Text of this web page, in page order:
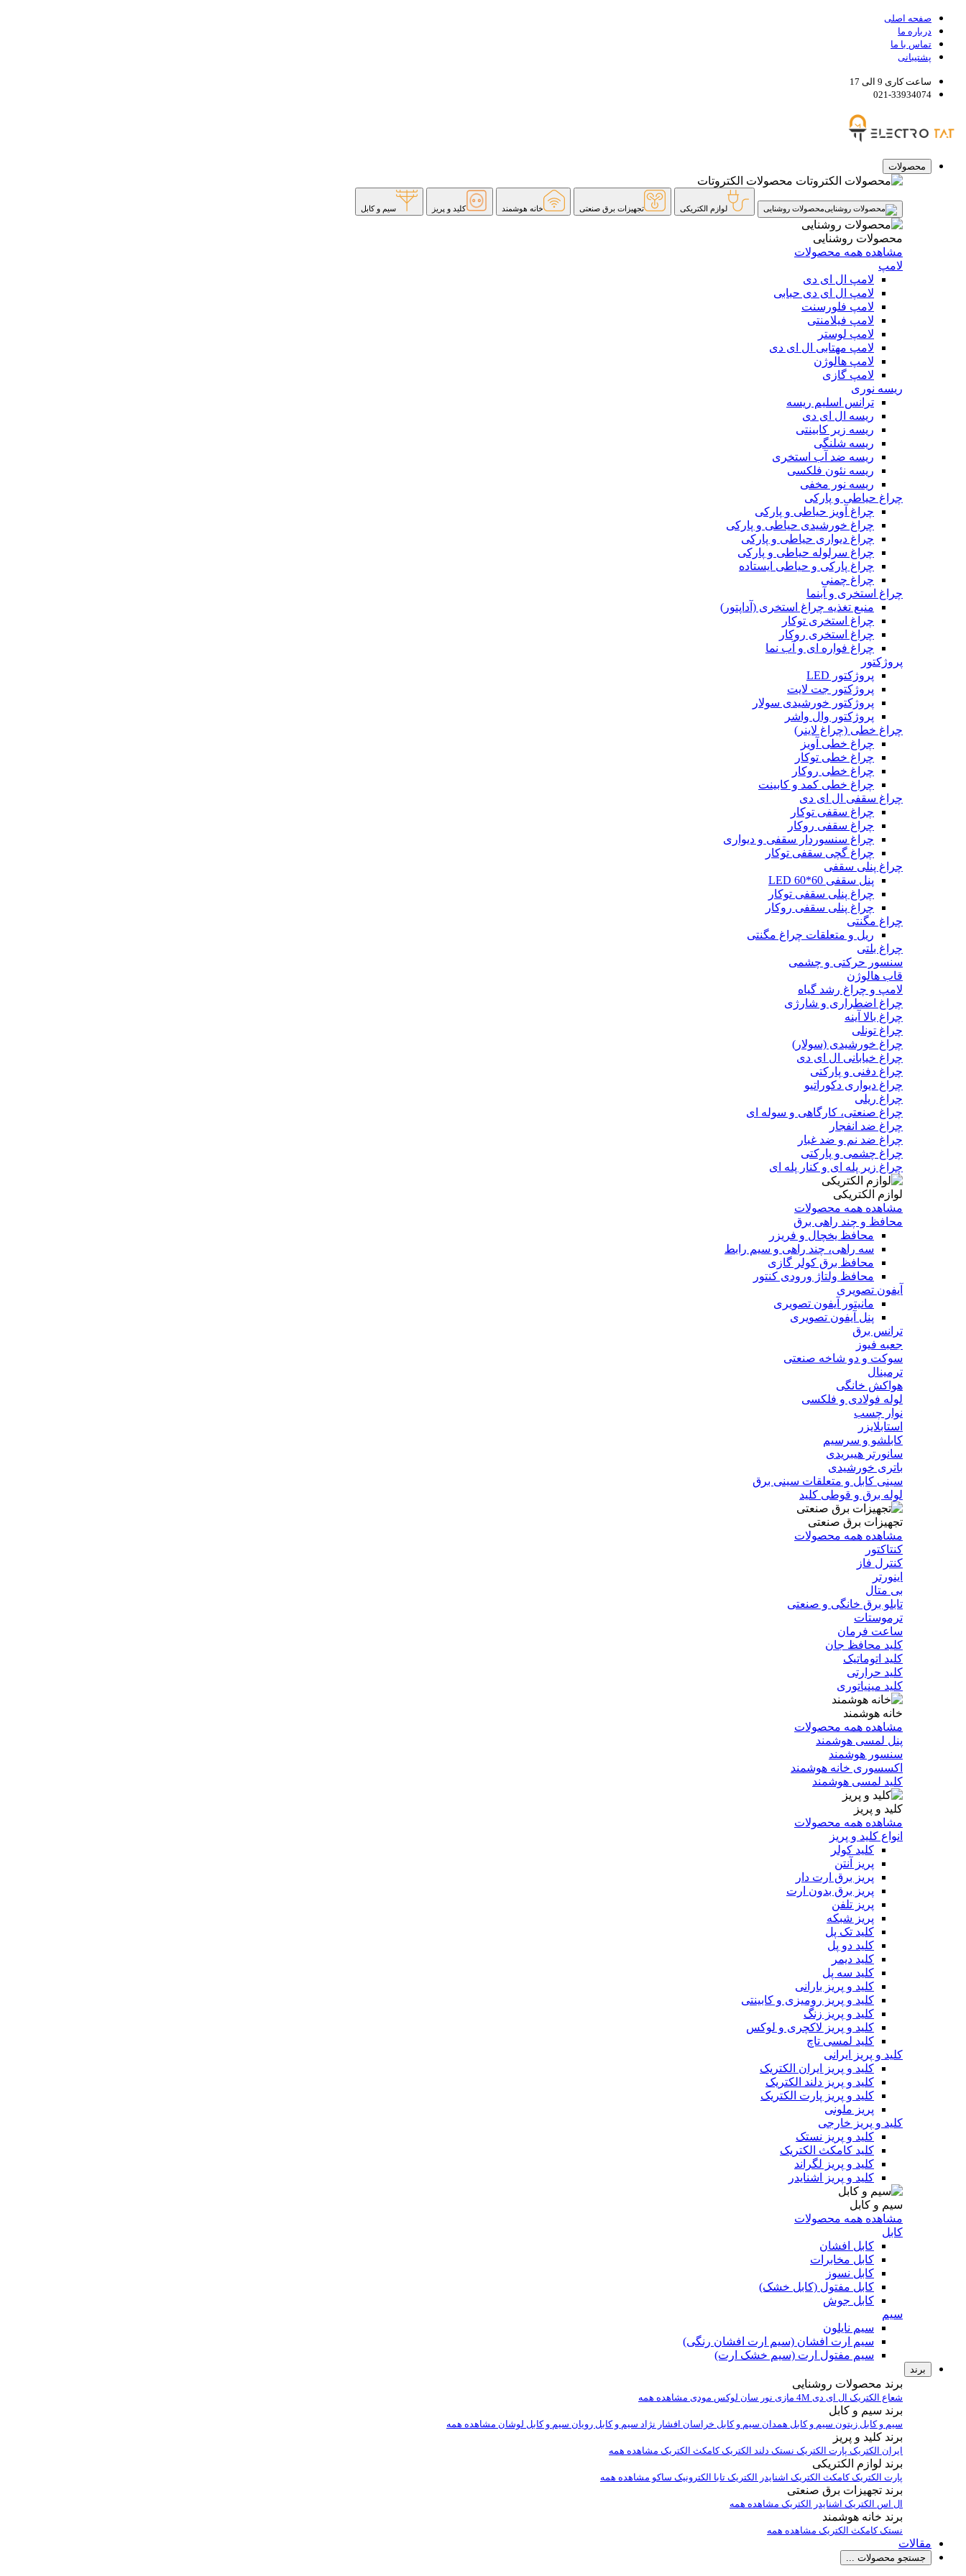
صفحه اصلی
درباره ما
تماس با ما
پشتیبانی
ساعت کاری 9 الی 17
021-33934074
محصولات
محصولات الکتروتات
محصولات روشنایی لوازم الکتریکی تجهیزات برق صنعتی خانه هوشمند کلید و پریز سیم و کابل
محصولات روشنایی
مشاهده همه محصولات
لامپ
لامپ ال ای دی
لامپ ال ای دی حبابی
لامپ فلورسنت
لامپ فیلامنتی
لامپ لوستر
لامپ مهتابی ال ای دی
لامپ هالوژن
لامپ گازی
ریسه نوری
ترانس اسلیم ریسه
ریسه ال ای دی
ریسه زیر کابینتی
ریسه شلنگی
ریسه ضد آب استخری
ریسه نئون فلکسی
ریسه نور مخفی
چراغ حیاطی و پارکی
چراغ آویز حیاطی و پارکی
چراغ خورشیدی حیاطی و پارکی
چراغ دیواری حیاطی و پارکی
چراغ سرلوله حیاطی و پارکی
چراغ پارکی و حیاطی ایستاده
چراغ چمنی
چراغ استخری و آبنما
منبع تغذیه چراغ استخری (آداپتور)
چراغ استخری توکار
چراغ استخری روکار
چراغ فواره ای و آب نما
پروژکتور
پروژکتور LED
پروژکتور جت لایت
پروژکتور خورشیدی سولار
پروژکتور وال واشر
چراغ خطی (چراغ لاینر)
چراغ خطی آویز
چراغ خطی توکار
چراغ خطی روکار
چراغ خطی کمد و کابینت
چراغ سقفی ال ای دی
چراغ سقفی توکار
چراغ سقفی روکار
چراغ سنسوردار سقفی و دیواری
چراغ گچی سقفی توکار
چراغ پنلی سقفی
پنل سقفی 60*60 LED
چراغ پنلی سقفی توکار
چراغ پنلی سقفی روکار
چراغ مگنتی
ریل و متعلقات چراغ مگنتی
چراغ بلتی
سنسور حرکتی و چشمی
قاب هالوژن
لامپ و چراغ رشد گیاه
چراغ اضطراری و شارژی
چراغ بالا آینه
چراغ تونلی
چراغ خورشیدی (سولار)
چراغ خیابانی ال ای دی
چراغ دفنی و پارکتی
چراغ دیواری دکوراتیو
چراغ ریلی
چراغ صنعتی، کارگاهی و سوله ای
چراغ ضد انفجار
چراغ ضد نم و ضد غبار
چراغ چشمی و پارکتی
چراغ‌ زیر‌ پله‌ ای و کنار‌ پله‌ ای
لوازم الکتریکی
مشاهده همه محصولات
محافظ و چند راهی برق
محافظ یخچال و فریزر
سه راهی، چند راهی و سیم رابط
محافظ برق کولر گازی
محافظ ولتاژ ورودی کنتور
آیفون تصویری
مانیتور آیفون تصویری
پنل آیفون تصویری
ترانس برق
جعبه فیوز
سوکت و دو شاخه صنعتی
ترمینال
هواکش خانگی
لوله فولادی و فلکسی
نوار چسب
استابلایزر
کابلشو و سرسیم
سانورتر هیبریدی
باتری خورشیدی
سینی کابل و متعلقات سینی برق
لوله برق و قوطی کلید
تجهیزات برق صنعتی
مشاهده همه محصولات
کنتاکتور
کنترل فاز
اینورتر
بی متال
تابلو برق خانگی و صنعتی
ترموستات
ساعت فرمان
کلید محافظ جان
کلید اتوماتیک
کلید حرارتی
کلید مینیاتوری
خانه هوشمند
مشاهده همه محصولات
پنل لمسی هوشمند
سنسور هوشمند
اکسسوری خانه هوشمند
کلید لمسی هوشمند
کلید و پریز
مشاهده همه محصولات
انواع کلید و پریز
کلید کولر
پریز آنتن
پریز برق ارت دار
پریز برق بدون ارت
پریز تلفن
پریز شبکه
کلید تک پل
کلید دو پل
کلید دیمر
کلید سه پل
کلید و پریز بارانی
کلید و پریز رومیزی و کابینتی
کلید و پریز زنگ
کلید و پریز لاکچری و لوکس
کلید لمسی تاچ
کلید و پریز ایرانی
کلید و پریز ایران الکتریک
کلید و پریز دلند الکتریک
کلید و پریز پارت الکتریک
پریز ملونی
کلید و پریز خارجی
کلید و پریز نستک
کلید کامکث الکتریک
کلید و پریز لگراند
کلید و پریز اشنایدر
سیم و کابل
مشاهده همه محصولات
کابل
کابل افشان
کابل مخابرات
کابل نسوز
کابل مفتول (کابل خشک)
کابل جوش
سیم
سیم نایلون
سیم ارت افشان (سیم ارت افشان رنگی)
سیم مفتول ارت (سیم خشک ارت)
برند
برند محصولات روشنایی
شعاع الکتریک ال ای دی 4M مازی نور سان لوکس مودی مشاهده همه
برند سیم و کابل
سیم و کابل زیتون سیم و کابل همدان سیم و کابل خراسان افشار نژاد سیم و کابل رویان سیم و کابل لوشان مشاهده همه
برند کلید و پریز
ایران الکتریک پارت الکتریک نستک دلند الکتریککامکث الکتریک مشاهده همه
برند لوازم الکتریکی
پارت الکتریککامکث الکتریک اشنایدر الکتریک تابا الکترونیک ساکو مشاهده همه
برند تجهیزات برق صنعتی
ال اس الکتریک اشنایدر الکتریک مشاهده همه
برند خانه هوشمند
نستککامکث الکتریک مشاهده همه
مقالات
جستجو محصولات ...